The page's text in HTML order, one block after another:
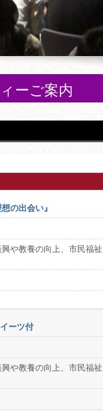
ーご案内
の出会い』
や教養の向上、市民福祉
ーツ付
や教養の向上、市民福祉